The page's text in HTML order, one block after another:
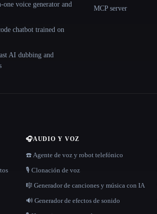
voice generator and
chatbot trained on
AI dubbing and
MCP server
🎧AUDIO Y VOZ
☎️ Agente de voz y robot telefónico
🎙️ Clonación de voz
🎼 Generador de canciones y música con IA
🔊 Generador de efectos de sonido